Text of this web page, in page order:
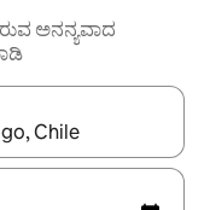
ಅನನ್ಯವಾದ
ಡೌನ್ ಬಾಣದ